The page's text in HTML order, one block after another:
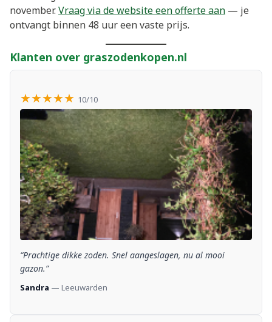
november.Vraag via de website een offerte aan — je
ontvangt binnen 48 uur een vaste prijs.
Klanten over graszodenkopen.nl
★★★★★ 10/10
“Prachtige dikke zoden. Snel aangeslagen, nu al mooi
gazon.”
Sandra — Leeuwarden